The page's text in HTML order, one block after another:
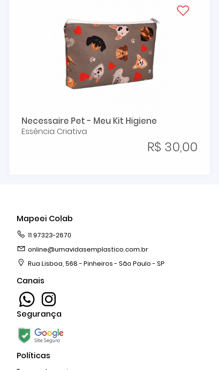
Necessaire Pet - Meu Kit Higiene
Essência Criativa
R$ 30,00
Mapeei Colab
11 97323-2670
online@umavidasemplastico.com.br
Rua Lisboa, 568 - Pinheiros - São Paulo - SP
Canais
Segurança
Políticas